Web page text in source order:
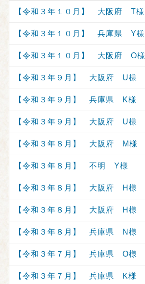
【令和３年１０月】 大阪府 T様
【令和３年１０月】 兵庫県 Y様
【令和３年１０月】 大阪府 O様
【令和３年９月】 大阪府 U様
【令和３年９月】 兵庫県 K様
【令和３年９月】 大阪府 U様
【令和３年８月】 大阪府 M様
【令和３年８月】 不明 Y様
【令和３年８月】 大阪府 H様
【令和３年８月】 大阪府 H様
【令和３年８月】 兵庫県 N様
【令和３年７月】 兵庫県 O様
【令和３年７月】 兵庫県 K様